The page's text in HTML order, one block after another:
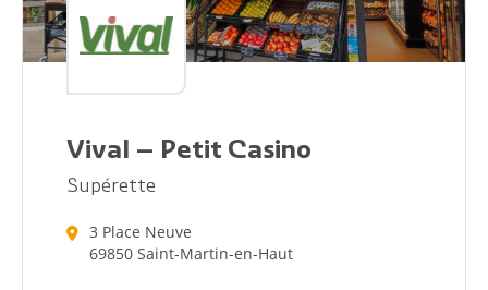
Vival – Petit Casino
Supérette
3 Place Neuve
69850 Saint-Martin-en-Haut